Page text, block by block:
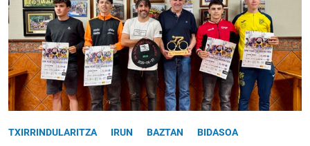
TXIRRINDULARITZA IRUN BAZTAN BIDASOA